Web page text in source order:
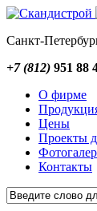
Санкт-
+7 (812) 951 88
О фирме
Цены
Проекты
Контакты